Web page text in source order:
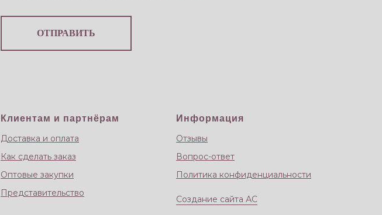
ОТПРАВИТЬ
Клиентам и партнёрам
Доставка и оплата
Как сделать заказ
Оптовые закупки
Представительство
Информация
Отзывы
Вопрос-ответ
Политика конфиденциальности
Создание сайта АС